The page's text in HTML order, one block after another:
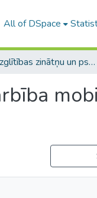
All of DSpace
A -- Izglītības zinātņu un psiholoģijas fakultāte / Faculty of Education Sciences and Psychology